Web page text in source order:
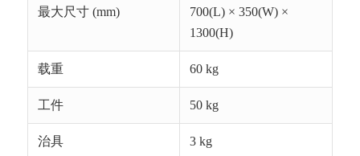
最大尺寸 (mm)
700(L) × 350(W) ×
1300(H)
载重 60 kg
工件 50 kg
治具 3 kg